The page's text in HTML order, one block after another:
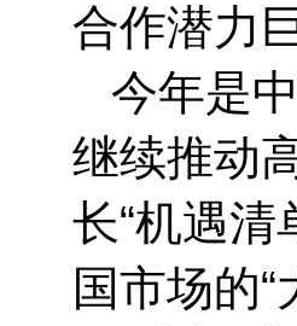
合作潜力
今年是
继续推动
长“机遇
国市场的“